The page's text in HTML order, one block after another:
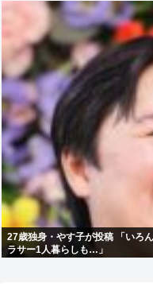
27歳独身・やす子が投稿 「いろ
ラサー1人暮らしも…」